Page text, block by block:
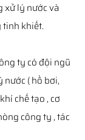
xử lý nước và
tinh khiết.
ty có đội ngũ
nước ( hồ bơi,
chế tạo , cơ
công ty , tác